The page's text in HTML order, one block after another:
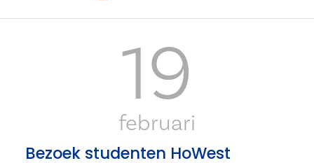
19
februari
Bezoek studenten HoWest